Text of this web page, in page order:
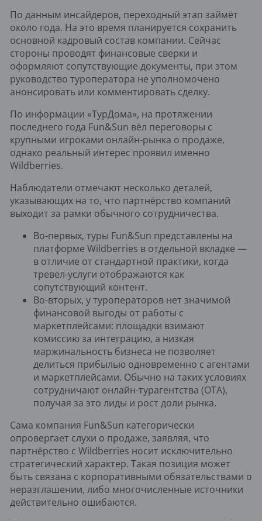
По данным инсайдеров, переходный этап займёт
около года. На это время планируется сохранить
основной кадровый состав компании. Сейчас
стороны проводят финансовые сверки и
оформляют сопутствующие документы, при этом
руководство туроператора не уполномочено
анонсировать или комментировать сделку.
По информации «ТурДома», на протяжении
последнего года Fun&Sun вёл переговоры с
крупными игроками онлайн-рынка о продаже,
однако реальный интерес проявил именно
Wildberries.
Наблюдатели отмечают несколько деталей,
указывающих на то, что партнёрство компаний
выходит за рамки обычного сотрудничества.
Во-первых, туры Fun&Sun представлены на
платформе Wildberries в отдельной вкладке —
в отличие от стандартной практики, когда
тревел-услуги отображаются как
сопутствующий контент.
Во-вторых, у туроператоров нет значимой
финансовой выгоды от работы с
маркетплейсами: площадки взимают
комиссию за интеграцию, а низкая
маржинальность бизнеса не позволяет
делиться прибылью одновременно с агентами
и маркетплейсами. Обычно на таких условиях
сотрудничают онлайн-турагентства (OTA),
получая за это лиды и рост доли рынка.
Сама компания Fun&Sun категорически
опровергает слухи о продаже, заявляя, что
партнёрство с Wildberries носит исключительно
стратегический характер. Такая позиция может
быть связана с корпоративными обязательствами о
неразглашении, либо многочисленные источники
действительно ошибаются.